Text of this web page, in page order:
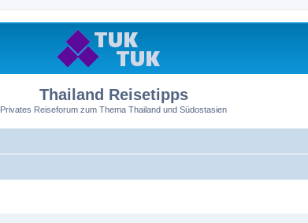
Thailand Reisetipps
Privates Reiseforum zum Thema Thailand und Südostasien